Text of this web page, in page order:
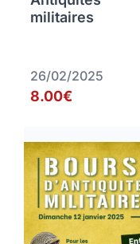
militaires
26/02/2025
8.00€